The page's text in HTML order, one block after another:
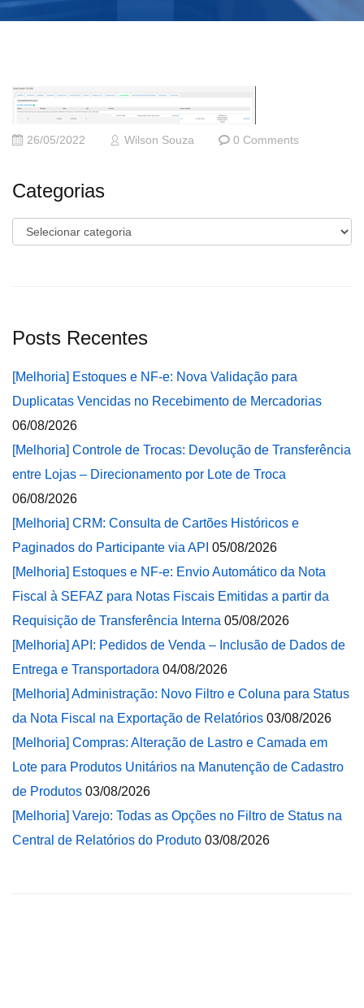
26/05/2022 Wilson Souza 0 Comments
Categorias
Categorias
Posts Recentes
[Melhoria] Estoques e NF-e: Nova Validação para
Duplicatas Vencidas no Recebimento de Mercadorias
06/08/2026
[Melhoria] Controle de Trocas: Devolução de Transferência
entre Lojas – Direcionamento por Lote de Troca
06/08/2026
[Melhoria] CRM: Consulta de Cartões Históricos e
Paginados do Participante via API 05/08/2026
[Melhoria] Estoques e NF-e: Envio Automático da Nota
Fiscal à SEFAZ para Notas Fiscais Emitidas a partir da
Requisição de Transferência Interna 05/08/2026
[Melhoria] API: Pedidos de Venda – Inclusão de Dados de
Entrega e Transportadora 04/08/2026
[Melhoria] Administração: Novo Filtro e Coluna para Status
da Nota Fiscal na Exportação de Relatórios 03/08/2026
[Melhoria] Compras: Alteração de Lastro e Camada em
Lote para Produtos Unitários na Manutenção de Cadastro
de Produtos 03/08/2026
[Melhoria] Varejo: Todas as Opções no Filtro de Status na
Central de Relatórios do Produto 03/08/2026